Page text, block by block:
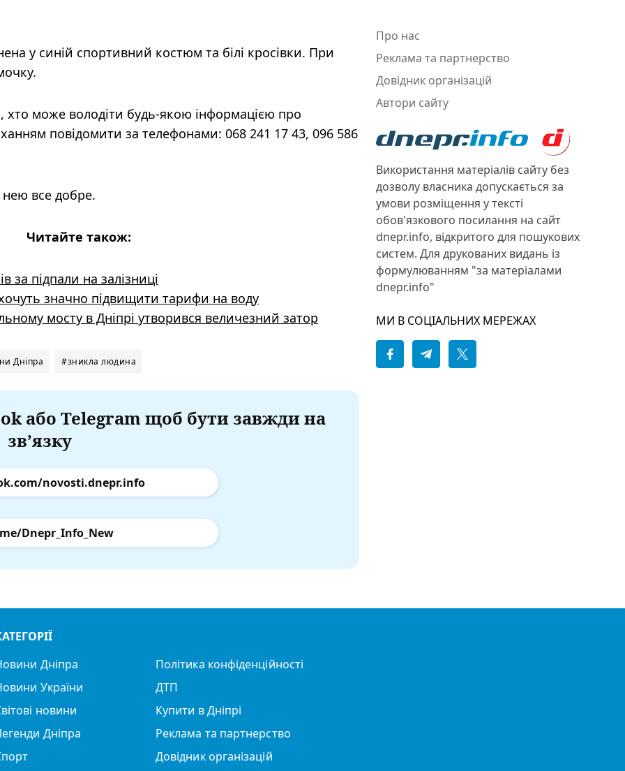
у синій спортивний костюм та білі кросівки. При
хто може володіти будь-якою інформацією про
повідомити за телефонами: 068 241 17 43, 096 586
все добре.
Читайте також:
за підпали на залізниці
значно підвищити тарифи на воду
мосту в Дніпрі утворився величезний затор
Дніпра #зникла людина
або Telegram щоб бути завжди на
зв’язку
novosti.dnepr.info
Dnepr_Info_New
Про нас
Реклама та партнерство
Довідник організацій
Автори сайту
Використання матеріалів сайту без
дозволу власника допускається за
умови розміщення у тексті
обов'язкового посилання на сайт
dnepr.info, відкритого для пошукових
систем. Для друкованих видань із
формулюванням "за матеріалами
dnepr.info"
МИ В СОЦІАЛЬНИХ МЕРЕЖАХ
Дніпра
України
новини
Дніпра
Політика конфіденційності
ДТП
Купити в Дніпрі
Реклама та партнерство
Довідник організацій